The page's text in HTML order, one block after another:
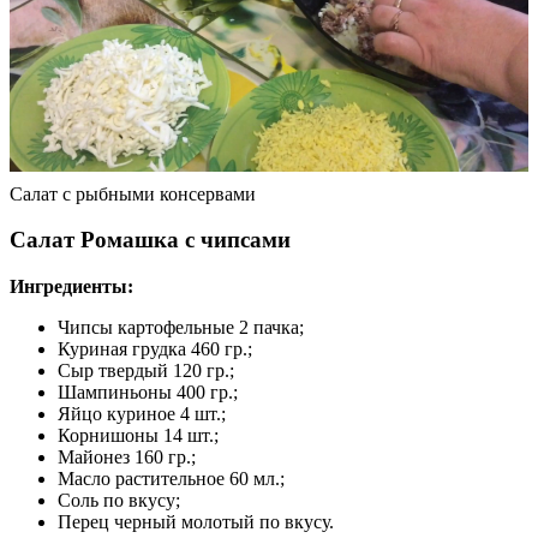
Салат с рыбными консервами
Салат Ромашка с чипсами
Ингредиенты:
Чипсы картофельные 2 пачка;
Куриная грудка 460 гр.;
Сыр твердый 120 гр.;
Шампиньоны 400 гр.;
Яйцо куриное 4 шт.;
Корнишоны 14 шт.;
Майонез 160 гр.;
Масло растительное 60 мл.;
Соль по вкусу;
Перец черный молотый по вкусу.